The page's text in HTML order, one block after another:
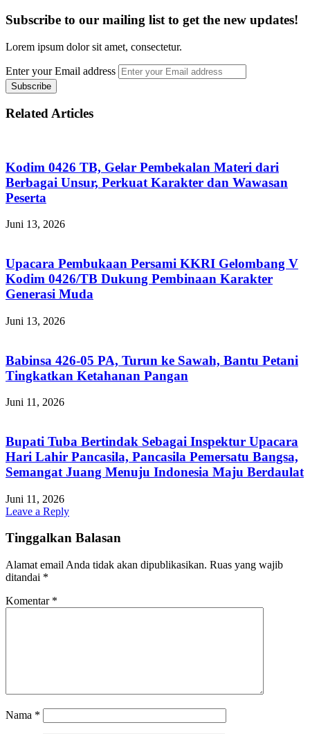
Subscribe to our mailing list to get the new updates!
Lorem ipsum dolor sit amet, consectetur.
Enter your Email address
Related Articles
Kodim 0426 TB, Gelar Pembekalan Materi dari
Berbagai Unsur, Perkuat Karakter dan Wawasan
Peserta
Juni 13, 2026
Upacara Pembukaan Persami KKRI Gelombang V
Kodim 0426/TB Dukung Pembinaan Karakter
Generasi Muda
Juni 13, 2026
Babinsa 426-05 PA, Turun ke Sawah, Bantu Petani
Tingkatkan Ketahanan Pangan
Juni 11, 2026
Bupati Tuba Bertindak Sebagai Inspektur Upacara
Hari Lahir Pancasila, Pancasila Pemersatu Bangsa,
Semangat Juang Menuju Indonesia Maju Berdaulat
Juni 11, 2026
Leave a Reply
Tinggalkan Balasan
Alamat email Anda tidak akan dipublikasikan. Ruas yang wajib
ditandai *
Komentar *
Nama *